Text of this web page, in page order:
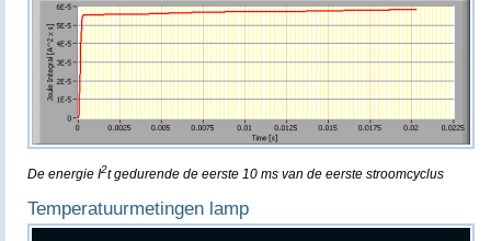
De energie I2t gedurende de eerste 10 ms van de eerste stroomcyclus
Temperatuurmetingen lamp